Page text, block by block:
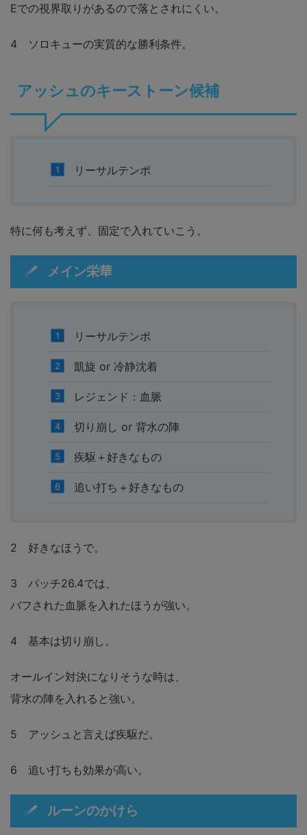
Eでの視界取りがあるので落とされにくい。
4 ソロキューの実質的な勝利条件。
アッシュのキーストーン候補
リーサルテンポ
特に何も考えず、固定で入れていこう。
メイン栄華
リーサルテンポ
凱旋 or 冷静沈着
レジェンド：血脈
切り崩し or 背水の陣
疾駆＋好きなもの
追い打ち＋好きなもの
2 好きなほうで。
3 パッチ26.4では、
バフされた血脈を入れたほうが強い。
4 基本は切り崩し。
オールイン対決になりそうな時は、
背水の陣を入れると強い。
5 アッシュと言えば疾駆だ。
6 追い打ちも効果が高い。
ルーンのかけら